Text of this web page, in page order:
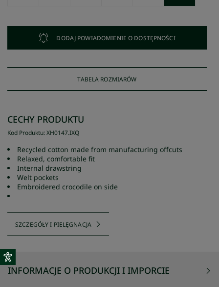
DODAJ POWIADOMIENIE O DOSTĘPNOŚCI
TABELA ROZMIARÓW
CECHY PRODUKTU
Kod Produktu:XH0147.IXQ
Recycled cotton made from manufacturing offcuts
Relaxed, comfortable fit
Internal drawstring
Welt pockets
Embroidered crocodile on side
SZCZEGÓŁY I PIELĘGNACJA
INFORMACJE O PRODUKCJI I IMPORCIE